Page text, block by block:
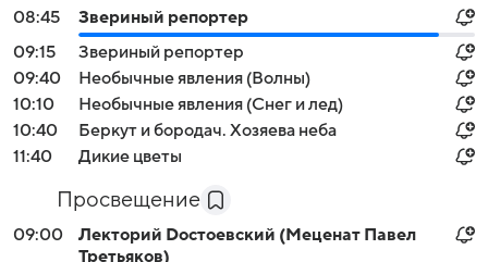
08:45
Звериный репортер
09:15
Звериный репортер
09:40
Необычные явления (Волны)
10:10
Необычные явления (Снег и лед)
10:40
Беркут и бородач. Хозяева неба
11:40
Дикие цветы
Просвещение
09:00
Лекторий Dостоевский (Меценат Павел
Третьяков)